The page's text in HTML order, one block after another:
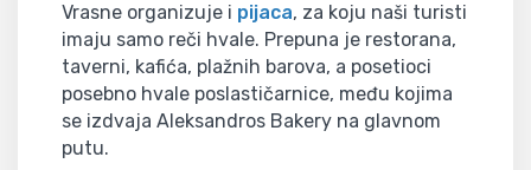
Vrasne organizuje i pijaca, za koju naši turisti
imaju samo reči hvale. Prepuna je restorana,
taverni, kafića, plažnih barova, a posetioci
posebno hvale poslastičarnice, među kojima
se izdvaja Aleksandros Bakery na glavnom
putu.